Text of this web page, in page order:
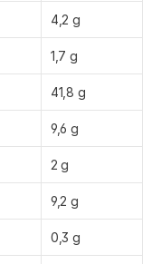
4,2 g
1,7 g
41,8 g
9,6 g
2 g
9,2 g
0,3 g